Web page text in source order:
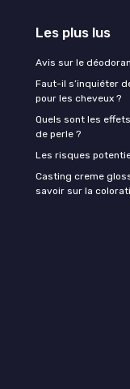
Les plus lus
Avis sur le
Faut-il s’inquiéter
pour les cheveux ?
Quels sont les
de perle ?
Les risques
Casting creme
savoir sur la